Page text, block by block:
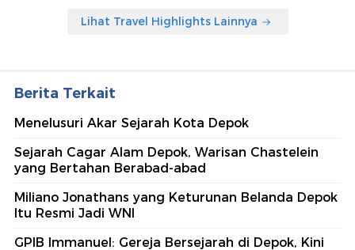
Lihat Travel Highlights Lainnya
Berita Terkait
Menelusuri Akar Sejarah Kota Depok
Sejarah Cagar Alam Depok, Warisan Chastelein
yang Bertahan Berabad-abad
Miliano Jonathans yang Keturunan Belanda Depok
Itu Resmi Jadi WNI
GPIB Immanuel: Gereja Bersejarah di Depok, Kini